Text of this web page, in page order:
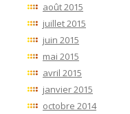
août 2015
juillet 2015
juin 2015
mai 2015
avril 2015
janvier 2015
octobre 2014